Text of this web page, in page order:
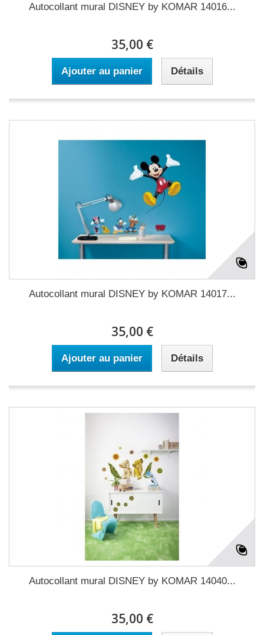
Autocollant mural DISNEY by KOMAR 14016...
35,00 €
Ajouter au panier Détails
Autocollant mural DISNEY by KOMAR 14017...
35,00 €
Ajouter au panier Détails
Autocollant mural DISNEY by KOMAR 14040...
35,00 €